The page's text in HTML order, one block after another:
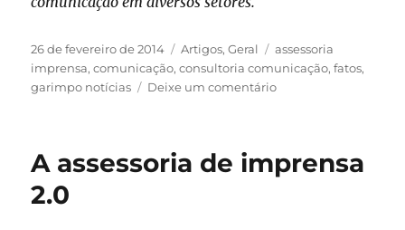
Publicado
em
26 de fevereiro de 2014 Categorias
Artigos,Geral Tags
assessoria
imprensa,comunicação,consultoria comunicação,fatos,
garimpo notícias
Deixe um comentárioem
da
comunicação
A assessoria de imprensa
2.0